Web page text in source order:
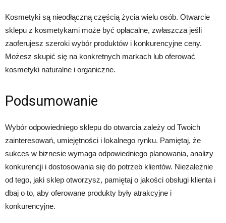
Kosmetyki są nieodłączną częścią życia wielu osób. Otwarcie
sklepu z kosmetykami może być opłacalne, zwłaszcza jeśli
zaoferujesz szeroki wybór produktów i konkurencyjne ceny.
Możesz skupić się na konkretnych markach lub oferować
kosmetyki naturalne i organiczne.
Podsumowanie
Wybór odpowiedniego sklepu do otwarcia zależy od Twoich
zainteresowań, umiejętności i lokalnego rynku. Pamiętaj, że
sukces w biznesie wymaga odpowiedniego planowania, analizy
konkurencji i dostosowania się do potrzeb klientów. Niezależnie
od tego, jaki sklep otworzysz, pamiętaj o jakości obsługi klienta i
dbaj o to, aby oferowane produkty były atrakcyjne i
konkurencyjne.